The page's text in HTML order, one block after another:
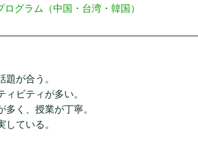
ログラム（中国・台湾・韓国）
題が合う。
ィビティが多い。
多く、授業が丁寧。
している。